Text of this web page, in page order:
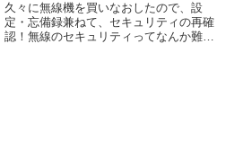
久々に無線機を買いなおしたので、設
定・忘備録兼ねて、セキュリティの再確
認！無線のセキュリティってなんか難し